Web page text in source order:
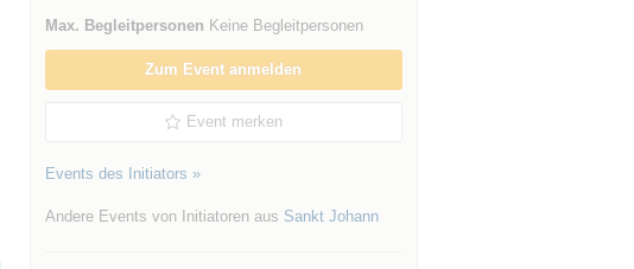
Max. Begleitpersonen Keine Begleitpersonen
Zum Event anmelden
Event merken
Events des Initiators »
Andere Events von Initiatoren aus Sankt Johann